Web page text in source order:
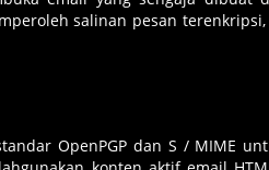
salinan pesan
OpenPGP dan S / MIME